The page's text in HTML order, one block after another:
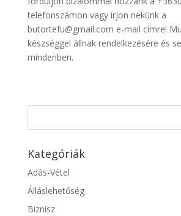
telefonszámon vagy írjon nekünk a
butortefu@gmail.com e-mail címre!
készséggel állnak rendelkezésére és
mindenben.
Kategóriák
Adás-Vétel
Álláslehetőség
Biznisz